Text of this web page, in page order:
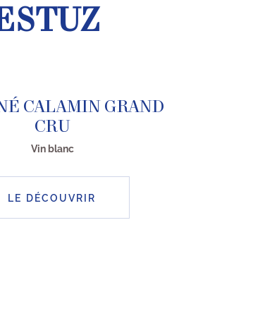
CALAMIN GRAND
CRU
Vin blanc
LE DÉCOUVRIR